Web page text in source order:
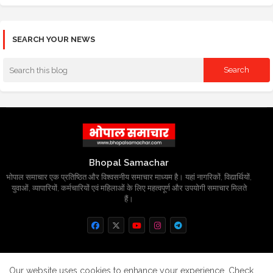
SEARCH YOUR NEWS
Bhopal Samachar
भोपाल समाचार एक प्रतिष्ठित और विश्वसनीय समाचार माध्यम है। यहां नागरिकों, विद्यार्थियों,
युवाओं, व्यापारियों, कर्मचारियों एवं महिलाओं के लिए महत्वपूर्ण और उपयोगी समाचार मिलते
हैं।
Home About Contact us Privacy Policy
Our website uses cookies to enhance your experience. Check